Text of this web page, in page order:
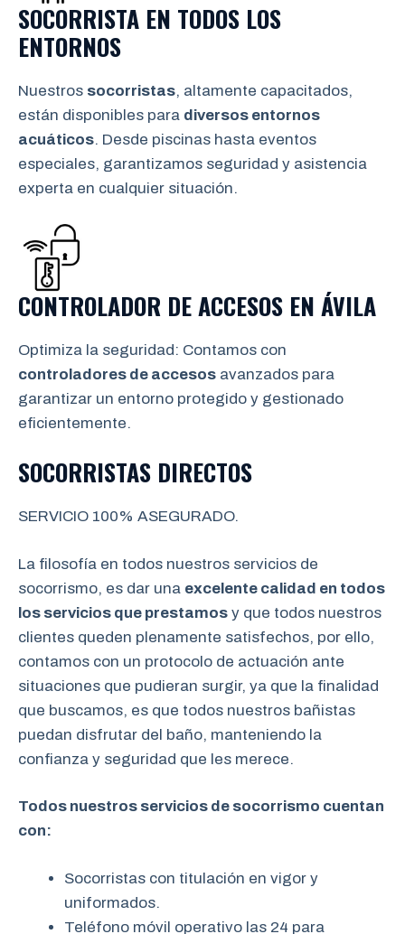
SOCORRISTA EN TODOS LOS
ENTORNOS
Nuestros socorristas, altamente capacitados,
están disponibles para diversos entornos
acuáticos. Desde piscinas hasta eventos
especiales, garantizamos seguridad y asistencia
experta en cualquier situación.
CONTROLADOR DE ACCESOS EN ÁVILA
Optimiza la seguridad: Contamos con
controladores de accesos avanzados para
garantizar un entorno protegido y gestionado
eficientemente.
SOCORRISTAS DIRECTOS
SERVICIO 100% ASEGURADO.
La filosofía en todos nuestros servicios de
socorrismo, es dar una excelente calidad en todos
los servicios que prestamos y que todos nuestros
clientes queden plenamente satisfechos, por ello,
contamos con un protocolo de actuación ante
situaciones que pudieran surgir, ya que la finalidad
que buscamos, es que todos nuestros bañistas
puedan disfrutar del baño, manteniendo la
confianza y seguridad que les merece.
Todos nuestros servicios de socorrismo cuentan
con:
Socorristas con titulación en vigor y
uniformados.
Teléfono móvil operativo las 24 para